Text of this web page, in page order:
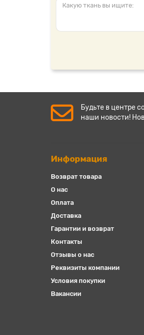
Будьте в центре
наши новости!
Информация
Возврат товара
О нас
Оплата
Доставка
Гарантии и возврат
Контакты
Отзывы о нас
Реквизиты компании
Условия покупки
Вакансии